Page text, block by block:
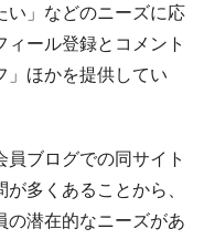
い」などのニーズに応
ール登録とコメント
」ほかを提供してい
ブログでの同サイト
多くあることから、
の潜在的なニーズがあ